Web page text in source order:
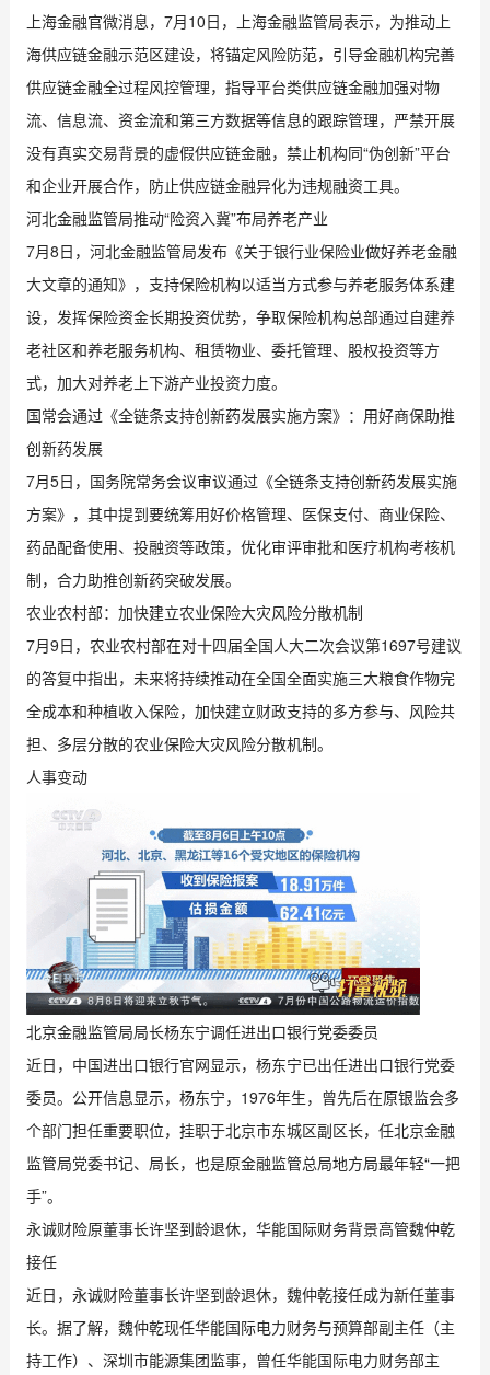
上海金融官微消息，7月10日，上海金融监管局表示，为推动上
海供应链金融示范区建设，将锚定风险防范，引导金融机构完善
供应链金融全过程风控管理，指导平台类供应链金融加强对物
流、信息流、资金流和第三方数据等信息的跟踪管理，严禁开展
没有真实交易背景的虚假供应链金融，禁止机构同“伪创新”平台
和企业开展合作，防止供应链金融异化为违规融资工具。
河北金融监管局推动“险资入冀”布局养老产业
7月8日，河北金融监管局发布《关于银行业保险业做好养老金融
大文章的通知》，支持保险机构以适当方式参与养老服务体系建
设，发挥保险资金长期投资优势，争取保险机构总部通过自建养
老社区和养老服务机构、租赁物业、委托管理、股权投资等方
式，加大对养老上下游产业投资力度。
国常会通过《全链条支持创新药发展实施方案》：用好商保助推
创新药发展
7月5日，国务院常务会议审议通过《全链条支持创新药发展实施
方案》，其中提到要统筹用好价格管理、医保支付、商业保险、
药品配备使用、投融资等政策，优化审评审批和医疗机构考核机
制，合力助推创新药突破发展。
农业农村部：加快建立农业保险大灾风险分散机制
7月9日，农业农村部在对十四届全国人大二次会议第1697号建议
的答复中指出，未来将持续推动在全国全面实施三大粮食作物完
全成本和种植收入保险，加快建立财政支持的多方参与、风险共
担、多层分散的农业保险大灾风险分散机制。
人事变动
北京金融监管局局长杨东宁调任进出口银行党委委员
近日，中国进出口银行官网显示，杨东宁已出任进出口银行党委
委员。公开信息显示，杨东宁，1976年生，曾先后在原银监会多
个部门担任重要职位，挂职于北京市东城区副区长，任北京金融
监管局党委书记、局长，也是原金融监管总局地方局最年轻“一把
手”。
永诚财险原董事长许坚到龄退休，华能国际财务背景高管魏仲乾
接任
近日，永诚财险董事长许坚到龄退休，魏仲乾接任成为新任董事
长。据了解，魏仲乾现任华能国际电力财务与预算部副主任（主
持工作）、深圳市能源集团监事，曾任华能国际电力财务部主